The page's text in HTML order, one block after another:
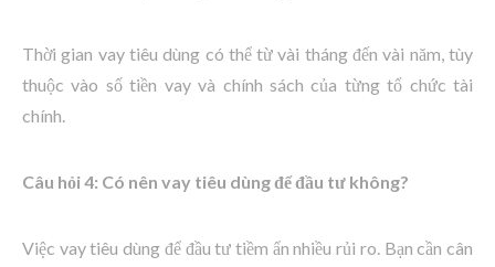
Thời gian vay tiêu dùng có thể từ vài tháng đến vài năm, tùy
thuộc vào số tiền vay và chính sách của từng tổ chức tài
chính.
Câu hỏi 4: Có nên vay tiêu dùng để đầu tư không?
Việc vay tiêu dùng để đầu tư tiềm ẩn nhiều rủi ro. Bạn cần cân